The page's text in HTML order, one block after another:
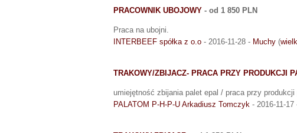
PRACOWNIK UBOJOWY - od 1 850 PLN
Praca na ubojni.
INTERBEEF spółka z o.o - 2016-11-28 - Muchy (
TRAKOWY/ZBIJACZ- PRACA PRZY PRODUKCJI
umiejętność zbijania palet epal / praca przy produkcji
PALATOM P-H-P-U Arkadiusz Tomczyk - 2016-11-17